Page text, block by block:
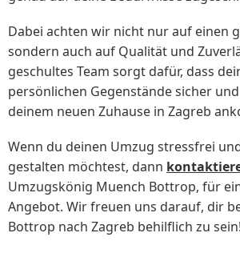
Dabei achten wir nicht nur auf einen
sondern auch auf Qualität und
geschultes Team sorgt dafür, dass
persönlichen Gegenstände sicher
deinem neuen Zuhause in Zagreb
Wenn du deinen Umzug stressfrei
gestalten möchtest, dann
Umzugskönig Muench Bottrop, für
Angebot. Wir freuen uns darauf, dir
Bottrop nach Zagreb behilflich zu sein!